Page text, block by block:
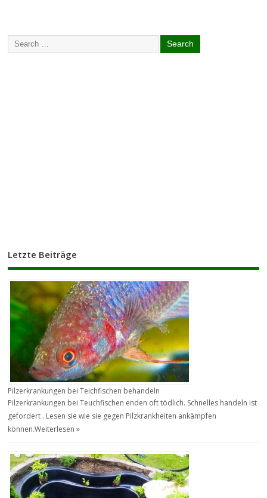
Letzte Beiträge
Pilzerkrankungen bei Teichfischen behandeln
Pilzerkrankungen bei Teuchfischen enden oft tödlich. Schnelles handeln ist
gefordert . Lesen sie wie sie gegen Pilzkrankheiten ankämpfen
können.Weiterlesen »